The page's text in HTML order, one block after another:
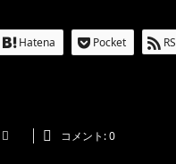
Hatena Pocket
コメント:0